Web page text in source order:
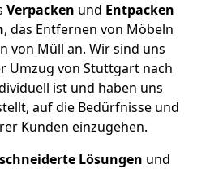
Verpacken und Entpacken
, das Entfernen von Möbeln
von Müll an. Wir sind uns
Umzug von Stuttgart nach
ist und haben uns
auf die Bedürfnisse und
Kunden einzugehen.
Lösungen und